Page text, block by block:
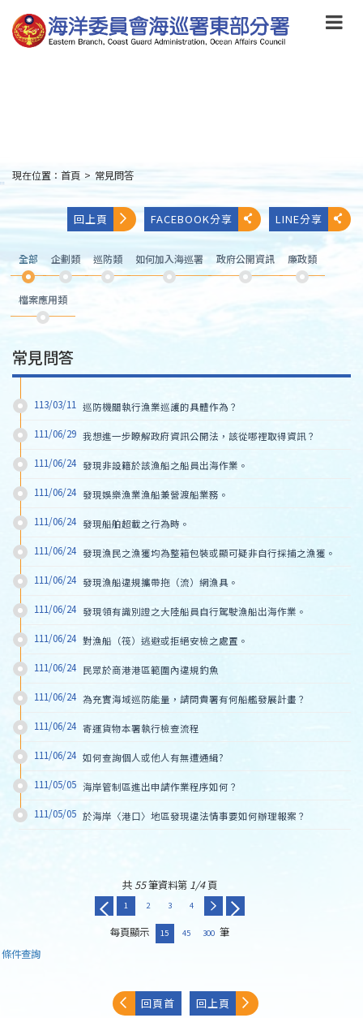
到
主
要
:::
現在位置： 首頁 > 常見問答
回上頁 FACEBOOK分享 LINE分享
全部 企劃類 巡防類 如何加入海巡署 政府公開資訊 廉政類
檔案應用類
常見問答
113/03/11 巡防機關執行漁業巡護的具體作為？
111/06/29 我想進一步瞭解政府資訊公開法，該從哪裡取得資訊？
111/06/24 發現非設籍於該漁船之船員出海作業。
111/06/24 發現娛樂漁業漁船兼營渡船業務。
111/06/24 發現船舶超載之行為時。
111/06/24 發現漁民之漁獲均為整箱包裝或顯可疑非自行採捕之漁獲。
111/06/24 發現漁船違規攜帶拖（流）網漁具。
111/06/24 發現領有識別證之大陸船員自行駕駛漁船出海作業。
111/06/24 對漁船（筏）逃避或拒絕安檢之處置。
111/06/24 民眾於商港港區範圍內違規釣魚
111/06/24 為充實海域巡防能量，請問貴署有何船艦發展計畫？
111/06/24 寄運貨物本署執行檢查流程
111/06/24 如何查詢個人或他人有無遭通緝?
111/05/05 海岸管制區進出申請作業程序如何？
111/05/05 於海岸〈港口〉地區發現違法情事要如何辦理報案？
共 55筆資料第 1/4頁
1 2 3 4
每頁顯示 15 45 300 筆
條件查詢
回頁首 回上頁